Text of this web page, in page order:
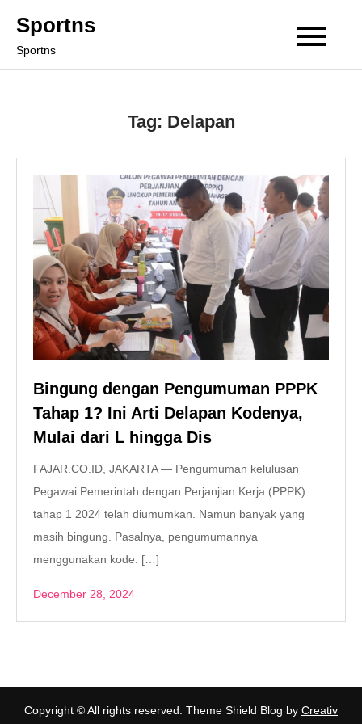
content
Sportns
Sportns
Tag: Delapan
Bingung dengan Pengumuman PPPK
Tahap 1? Ini Arti Delapan Kodenya,
Mulai dari L hingga Dis
FAJAR.CO.ID, JAKARTA — Pengumuman kelulusan
Pegawai Pemerintah dengan Perjanjian Kerja (PPPK)
tahap 1 2024 telah diumumkan. Namun banyak yang
masih bingung. Pasalnya, pengumumannya
menggunakan kode. […]
December 28, 2024
Copyright © All rights reserved. Theme Shield Blog by Creativ